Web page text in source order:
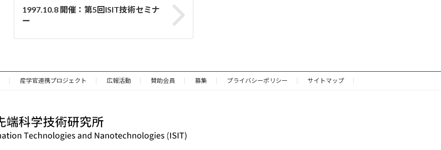
1997.10.8 開催：第5回ISIT技術セミナ
ー
産学官連携プロジェクト 広報活動 賛助会員 募集 プライバシーポリシー サイトマップ